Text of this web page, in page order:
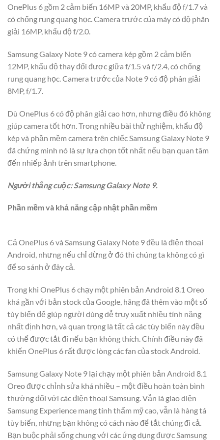
OnePlus 6 gồm 2 cảm biến 16MP và 20MP, khẩu độ f/1.7 và
có chống rung quang học. Camera trước của máy có độ phân
giải 16MP, khẩu độ f/2.0.
Samsung Galaxy Note 9 có camera kép gồm 2 cảm biến
12MP, khẩu độ thay đổi được giữa f/1.5 và f/2.4, có chống
rung quang học. Camera trước của Note 9 có độ phân giải
8MP, f/1.7.
Dù OnePlus 6 có độ phân giải cao hơn, nhưng điều đó không
giúp camera tốt hơn. Trong nhiều bài thử nghiệm, khẩu độ
kép và phần mềm camera trên chiếc Samsung Galaxy Note 9
đã chứng minh nó là sự lựa chọn tốt nhất nếu bạn quan tâm
đến nhiếp ảnh trên smartphone.
Người thắng cuộc: Samsung Galaxy Note 9.
Phần mềm và khả năng cập nhật phần mềm
Cả OnePlus 6 và Samsung Galaxy Note 9 đều là điện thoại
Android, nhưng nếu chỉ dừng ở đó thì chúng ta không có gì
để so sánh ở đây cả.
Trong khi OnePlus 6 chạy một phiên bản Android 8.1 Oreo
khá gần với bản stock của Google, hãng đã thêm vào một số
tùy biến để giúp người dùng dễ truy xuất nhiều tính năng
nhất định hơn, và quan trọng là tất cả các tùy biến này đều
có thể được tắt đi nếu bạn không thích. Chính điều này đã
khiến OnePlus 6 rất được lòng các fan của stock Android.
Samsung Galaxy Note 9 lại chạy một phiên bản Android 8.1
Oreo được chỉnh sửa khá nhiều – một điều hoàn toàn bình
thường đối với các điện thoại Samsung. Vẫn là giao diện
Samsung Experience mang tính thẩm mỹ cao, vẫn là hàng tá
tùy biến, nhưng bạn không có cách nào để tắt chúng đi cả.
Bạn buộc phải sống chung với các ứng dụng được Samsung